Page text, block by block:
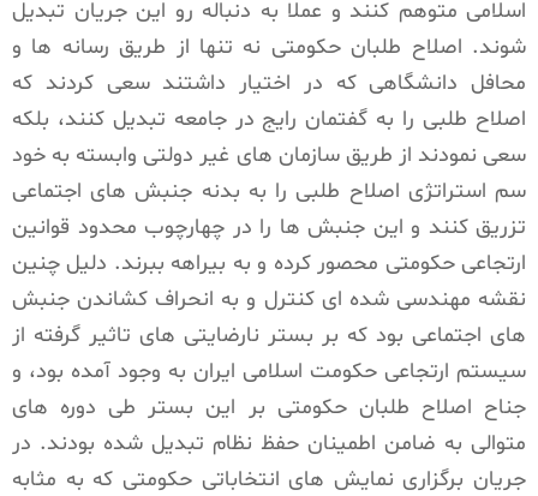
اسلامی متوهم کنند و عملا به دنباله رو این جریان تبدیل
شوند. اصلاح طلبان حکومتی نه تنها از طریق رسانه ها و
محافل دانشگاهی که در اختیار داشتند سعی کردند که
اصلاح طلبی را به گفتمان رایج در جامعه تبدیل کنند، بلکه
سعی نمودند از طریق سازمان های غیر دولتی وابسته به خود
سم استراتژی اصلاح طلبی را به بدنه جنبش های اجتماعی
تزریق کنند و این جنبش ها را در چهارچوب محدود قوانین
ارتجاعی حکومتی محصور کرده و به بیراهه ببرند. دلیل چنین
نقشه مهندسی شده ای کنترل و به انحراف کشاندن جنبش
های اجتماعی بود که بر بستر نارضایتی های تاثیر گرفته از
سیستم ارتجاعی حکومت اسلامی ایران به وجود آمده بود، و
جناح اصلاح طلبان حکومتی بر این بستر طی دوره های
متوالی به ضامن اطمینان حفظ نظام تبدیل شده بودند. در
جریان برگزاری نمایش های انتخاباتی حکومتی که به مثابه